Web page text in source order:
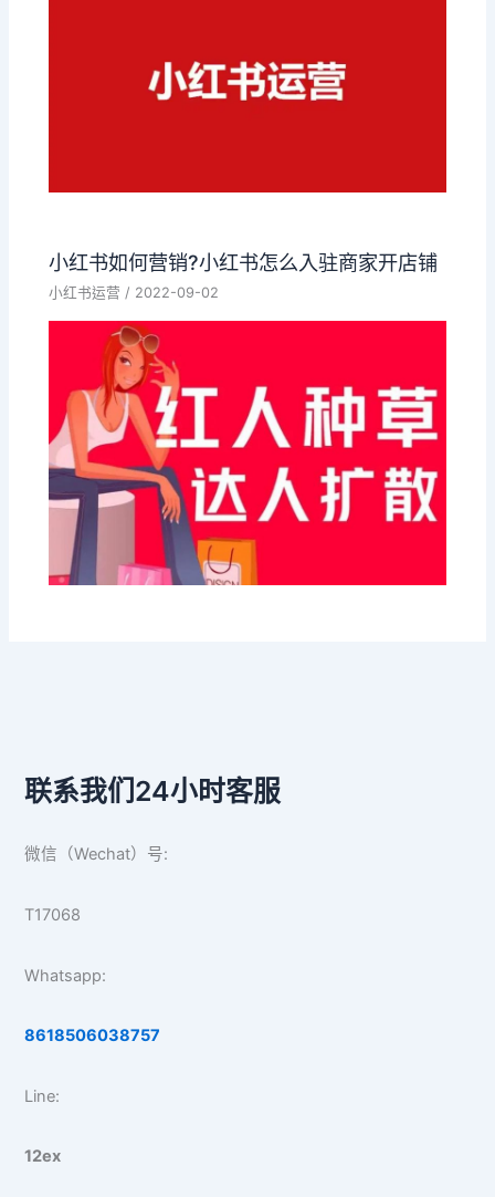
小红书如何营销?小红书怎么入驻商家开店铺
小红书运营 / 2022-09-02
联系我们24小时客服
微信（Wechat）号:
T17068
Whatsapp:
8618506038757
Line:
12ex